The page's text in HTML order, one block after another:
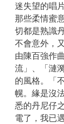
迷失望的唱
那些柔情蜜
切都是熟識
不會意外，
由陳百強作
流」、「漣
的風格。「
幌。緣是沒
悉的丹尼仔
電了，我已